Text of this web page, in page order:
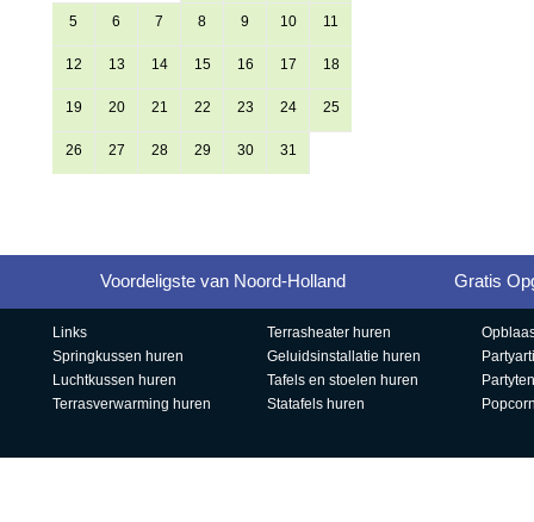
5 6 7 8 9 10 11
12 13 14 15 16 17 18
19 20 21 22 23 24 25
26 27 28 29 30 31
Voordeligste van Noord-Holland Gratis
Links
Springkussen huren
Luchtkussen huren
Terrasverwarming huren
Terrasheater huren
Geluidsinstallatie huren
Tafels en stoelen huren
Statafels huren